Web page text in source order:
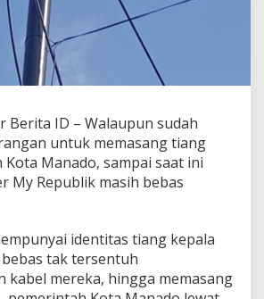
v
i
d
r
M
y
R
e
l
i
k
T
Berita ID – Walaupun sudah
untuk memasang tiang
Manado, sampai saat ini
My Republik masih bebas
identitas tiang kepala
tak tersentuh
kabel mereka, hingga memasang